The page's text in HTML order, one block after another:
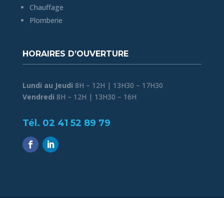
Chauffage
Plomberie
HORAIRES D’OUVERTURE
Lundi au Jeudi 8H – 12H | 13H30 – 17H30
Vendredi 8H – 12H | 13H30 – 16H
Tél. 02 41 52 89 79